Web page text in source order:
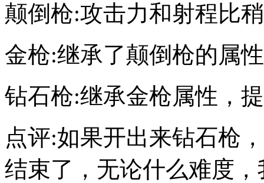
颠倒枪:攻击力和射程比
金枪:继承了颠倒枪的属
钻石枪:继承金枪属性，
点评:如果开出来钻石枪
结束了，无论什么难度